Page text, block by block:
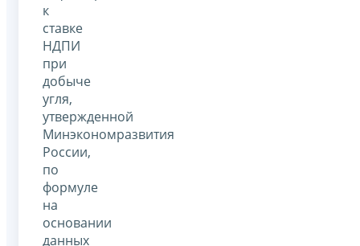
к
ставке
НДПИ
при
добыче
угля,
утвержденной
Минэкономразвития
России,
по
формуле
на
основании
данных